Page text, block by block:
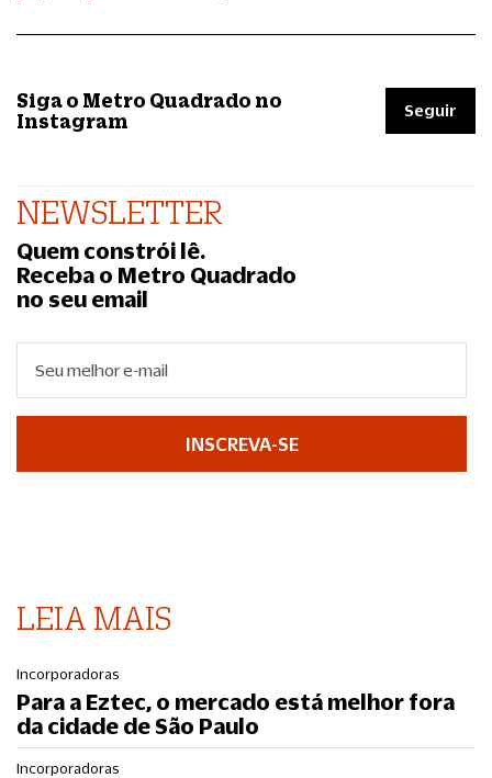
Siga o Metro Quadrado no
Instagram
Seguir
NEWSLETTER
Quem constrói lê.
Receba o Metro Quadrado
no seu email
INSCREVA-SE
LEIA MAIS
Incorporadoras
Para a Eztec, o mercado está melhor fora
da cidade de São Paulo
Incorporadoras